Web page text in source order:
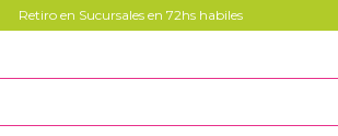
Retiro en Sucursales en 72hs habiles